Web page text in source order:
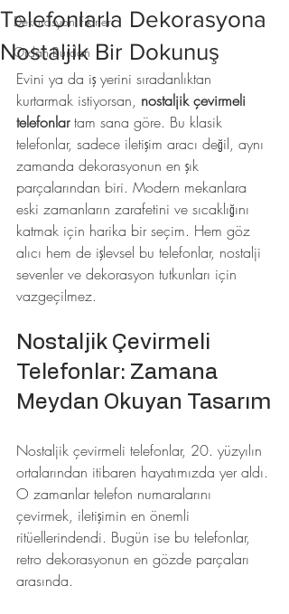
Dekorasyon Fikirleri
Ordan Burdan
Telefonlarla Dekorasyona
Nostaljik Bir Dokunuş
Evini ya da iş yerini sıradanlıktan
kurtarmak istiyorsan, nostaljik çevirmeli
telefonlar tam sana göre. Bu klasik
telefonlar, sadece iletişim aracı değil, aynı
zamanda dekorasyonun en şık
parçalarından biri. Modern mekanlara
eski zamanların zarafetini ve sıcaklığını
katmak için harika bir seçim. Hem göz
alıcı hem de işlevsel bu telefonlar, nostalji
sevenler ve dekorasyon tutkunları için
vazgeçilmez.
Nostaljik Çevirmeli
Telefonlar: Zamana
Meydan Okuyan Tasarım
Nostaljik çevirmeli telefonlar, 20. yüzyılın
ortalarından itibaren hayatımızda yer aldı.
O zamanlar telefon numaralarını
çevirmek, iletişimin en önemli
ritüellerindendi. Bugün ise bu telefonlar,
retro dekorasyonun en gözde parçaları
arasında.